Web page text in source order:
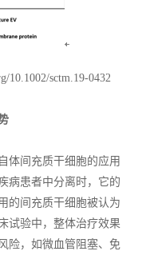
sctm.19-0432
体间充质干细胞的应用
病患者中分离时，它的
的间充质干细胞被认为
试验中，整体治疗效果
险，如微血管阻塞、免